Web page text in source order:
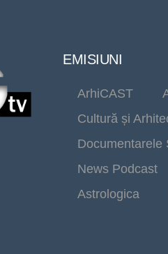
EMISIUNI
ArhiCAST
Cultură și
Documentarele
News Podcast
Astrologica